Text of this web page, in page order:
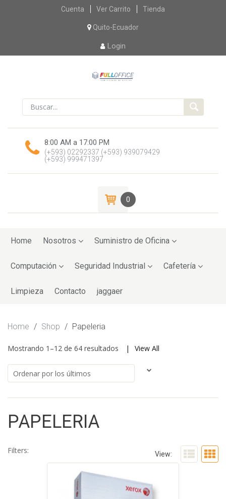
Skip
content
Cuenta Ver Carrito Tienda
Quito-Ecuador
Login
8:00 AM a 17:00 PM
(+593) 02292337 (+593) 939079429
(+593) 999471397
0
toHome Nosotros Suministro de Oficina
Computación Seguridad Industrial Cafetería
Limpieza Contacto jaggaer
Home / Shop / Papeleria
Mostrando 1–12 de 64 resultados View All
PAPELERIA
View:
Filters: